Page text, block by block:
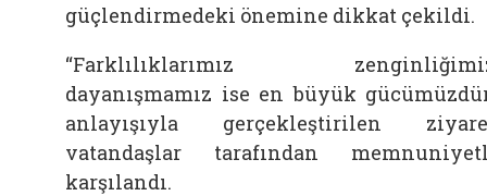
güçlendirmedeki önemine dikkat çekildi.
“Farklılıklarımız
dayanışmamız ise en büyük
anlayışıyla gerçekleştirilen
vatandaşlar tarafından
karşılandı.